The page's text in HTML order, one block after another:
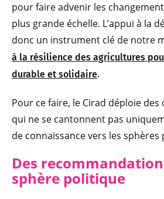
pour faire advenir les
plus grande échelle. L’appui à la
donc un instrument clé de notre
à la résilience des agricultures
durable et solidaire.
Pour ce faire, le Cirad déploie
qui ne se cantonnent pas
de connaissance vers les sphères
Des
sphère politique